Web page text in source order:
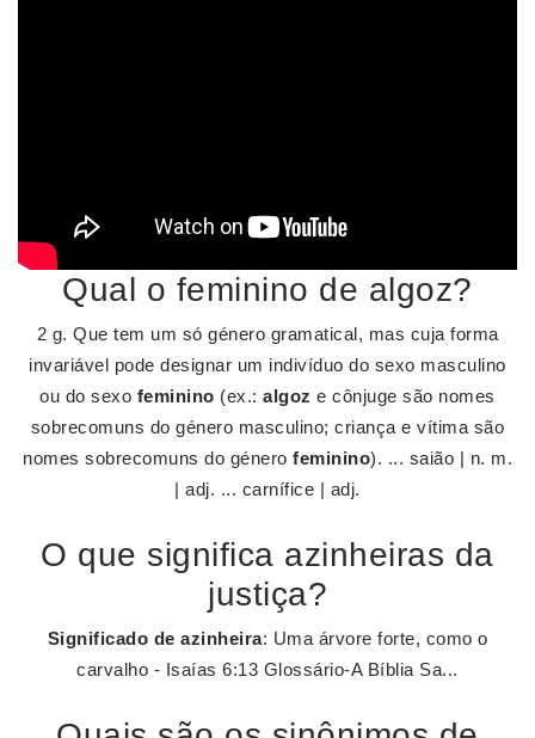
Qual o feminino de algoz?
2 g. Que tem um só género gramatical, mas cuja forma
invariável pode designar um indivíduo do sexo masculino
ou do sexo feminino (ex.:algoz e cônjuge são nomes
sobrecomuns do género masculino; criança e vítima são
nomes sobrecomuns do género feminino). ... saião | n. m.
| adj. ... carnífice | adj.
O que significa azinheiras da
justiça?
Significado de azinheira: Uma árvore forte, como o
carvalho - Isaías 6:13 Glossário-A Bíblia Sa...